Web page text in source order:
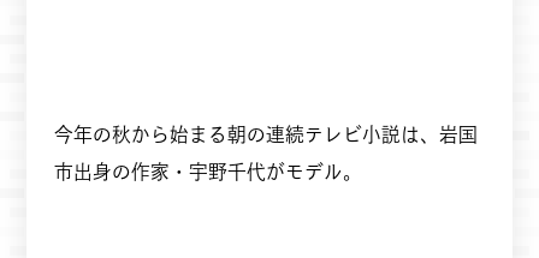
今年の秋から始まる朝の連続テレビ小説は、岩国
市出身の作家・宇野千代がモデル。